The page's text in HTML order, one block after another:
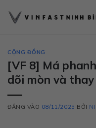
qua
CỘNG ĐỒNG
[VF 8] Má
dõi mòn và
ĐĂNG VÀO 08/11/2025 BỞI